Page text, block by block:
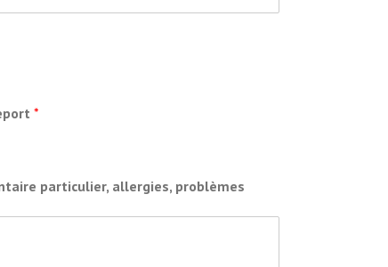
*
particulier, allergies, problèmes